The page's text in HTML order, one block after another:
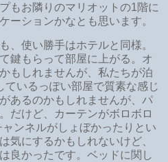
もお隣りのマリオットの1階に
ーションかなとも思います。
、使い勝手はホテルと同様。
鍵もらって部屋に上がる。オ
もしれませんが、私たちが泊
ているっぽい部屋で質素な感じ
あるのかもしれませんが、パ
だけど、カーテンがボロボロ
ンネルがしょぼかったりとい
気にするかもしれないけど、
良かったです。ベッドに関し